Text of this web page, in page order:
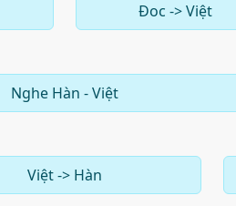
Đoc -> Việt
Nghe Hàn - Việt
Việt -> Hàn